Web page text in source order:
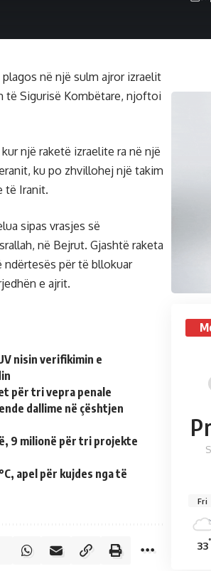
në një sulm ajror izraelit
të Sigurisë Kombëtare, njoftoi
një raketë izraelite ra në një
ku po zhvillohej një takim
të Iranit.
sipas vrasjes së
në Bejrut. Gjashtë raketa
ndërtesës për të bllokuar
e ajrit.
nisin verifikimin e
për tri vepra penale
dallime në çështjen
9 milionë për tri projekte
apel për kujdes nga të
Fri
33